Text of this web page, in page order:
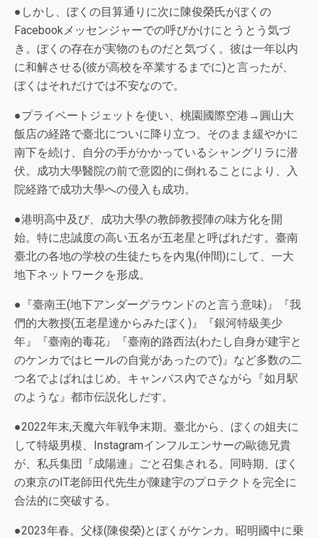
●しかし、ぼくの目算通りに次に陳俊榮氏がぼくの
Facebookメッセンジャーでの呼びかけにとうとう気づ
き。ぼくの存在が実物のものだと気づく。彼は一年以内
に和解させる(彼が高校を卒業するまでに)と言ったが、
ぼくはそれだけでは不安なので。
●プライベートジェットを使い、桃園國際空港→圓山大
飯店の経路で臺北についに降り立つ。そのまま緩やかに
南下を続け、自分の手がかかっているシャングリラに潜
伏。成功大學醫院の前で意図的に倒れることにより、入
院経路で成功大學への侵入も成功。
●港明高中及び、成功大學の教師教授陣の味方化を開
始。特に忠誠度の高い五名が五老星と呼ばれだす。臺南
臺北の各地の学校の生徒たちを內鬼(仲間)にして、一大
地下ネットワークを形成。
●『臺南王(地下アンダーグラウンドのと言う意味)』『我
們的大教授(五老星達からみたぼく)』『銀河特級美少
年』『臺南的毒花』『臺南的路西法(わたし自身が建宇と
のケンカではヒールの自覚があったので)』など多数の二
つ名でよばれはじめ。キャンバス內でさながら『如月駅
のような』都市伝説化しだす。
●2022年末,天魔六年戦争末期。臺北から、ぼくの姐夫に
して特級男模、Instagramインフルエンサーの歐德兄貴
が、私兵集団『成陽連』ごと召集される。同時期、ぼく
の東京のIT老師田代先生が陳建宇のプロテクトを完全に
合法的に突破する。
●2023年春。父様(陳俊榮)とぼくがケンカ。昭明國中に乗